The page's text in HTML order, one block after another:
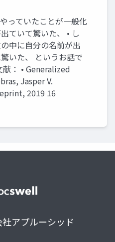
っていたことが一般化
ていて驚いた、 • し
中に自分の名前が出
いた、 というお話で
献： • Generalized
Jasper V.
2019 16
アプルーシッド